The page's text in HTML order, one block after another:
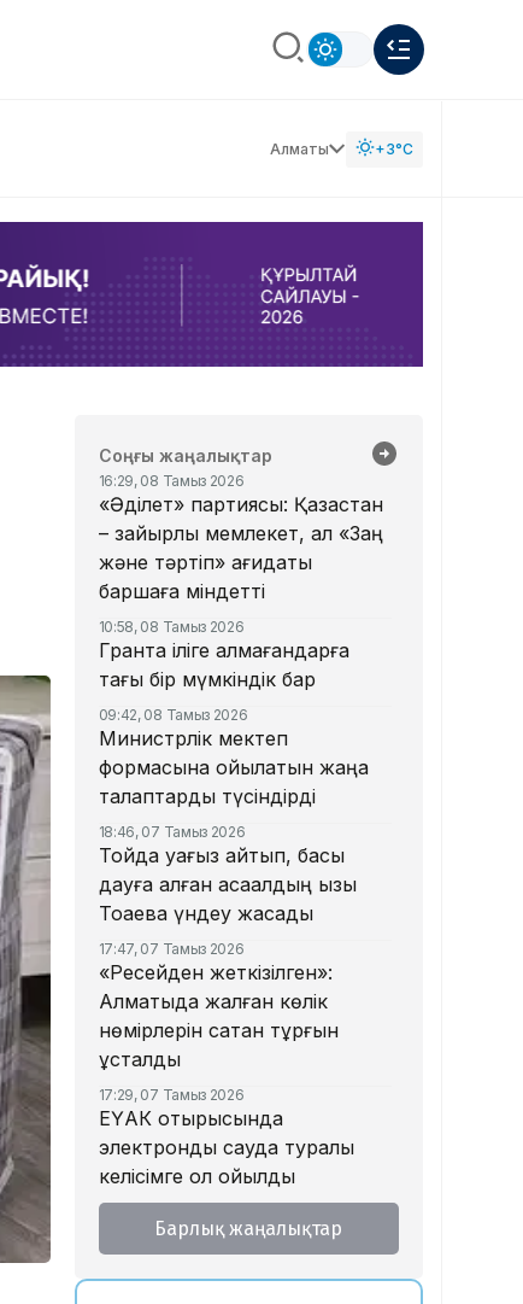
Алматы +3°C
Соңғы жаңалықтар
16:29, 08 Тамыз 2026
«Әділет» партиясы: Қазақстан
– зайырлы мемлекет, ал «Заң
және тәртіп» қағидаты
баршаға міндетті
10:58, 08 Тамыз 2026
Грантқа іліге алмағандарға
тағы бір мүмкіндік бар
09:42, 08 Тамыз 2026
Министрлік мектеп
формасына қойылатын жаңа
талаптарды түсіндірді
18:46, 07 Тамыз 2026
Тойда уағыз айтып, басы
дауға қалған ақсақалдың қызы
Тоқаевқа үндеу жасады
17:47, 07 Тамыз 2026
«Ресейден жеткізілген»:
Алматыда жалған көлік
нөмірлерін сатқан тұрғын
ұсталды
17:29, 07 Тамыз 2026
ЕҮАК отырысында
электрондық сауда туралы
келісімге қол қойылды
16:49, 07 Тамыз 2026
Алматыдағы «Байсат»
Барлық жаңалықтар